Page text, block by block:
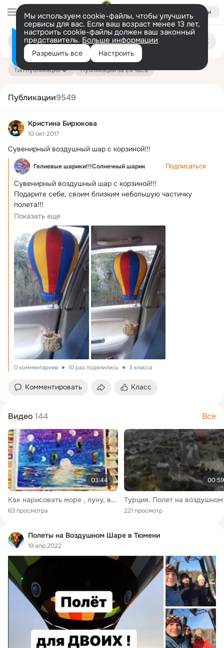
Войти
Мы используем cookie-файлы, чтобы улучшить
сервисы для вас. Если ваш возраст менее 13 лет,
настроить cookie-файлы должен ваш законный
представитель. Больше информации
Разрешить все Настроить
Поиск
публикациям
Тип публикации Публикации за 24 часа
Публикации9549
Кристина Бирюкова
10 окт 2017
Сувенирный воздушный шар с корзиной!!!
Гелиевые шарики!!!Солнечный шарик Подписаться
Сувенирный воздушный шар с корзиной!!!
Подарите себе, своим близким небольшую частичку
полета!!!
Воздушный шар, а точнее — аэростат,...
Показать еще
0 комментариев 10 раз поделились 3 класса
Комментировать Класс
Видео 144 Все
03:44
Как нарисовать море , луну, воздушный шар, полет человека очень красиво
63 просмотра
00:59
221 просмотр
Полеты на Воздушном Шаре в Тюмени
19 апр 2022
Информация о контенте
на платформе — здесь